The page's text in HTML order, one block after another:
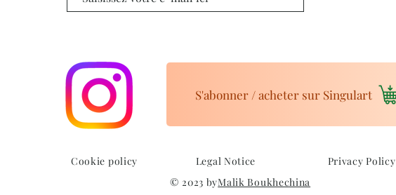
S'abonner / acheter sur Singulart
Cookie policy Legal Notice
Privacy Policy
© 2023 byMalik Boukhechina